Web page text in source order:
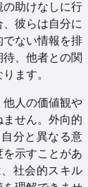
の助けなしに行
彼らは自分に
ない情報を排
、他者との関
ます。
人の価値観や
せん。外向的
分と異なる意
示すことがあ
社会的スキル